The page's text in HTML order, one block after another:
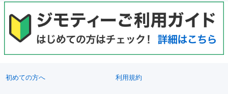
初めての方へ 利用規約